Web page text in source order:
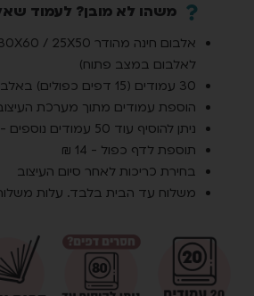
משהו לא מובן? לעמוד
לאלבום במצב פתוח)
30 עמודים (15 דפים כפולים) באלבום
הוספת עמודים מתוך מערכת
ניתן להוסיף עוד 50 עמודים נוספים -עד סה"כ 80 עמודים
תוספת לדף כפול - 14 ₪
בחירת כריכות לאחר סיום העיצוב
משלוח עד הבית בלבד. עלות משלוח 59